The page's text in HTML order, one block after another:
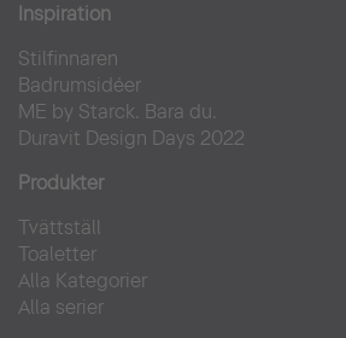
Inspiration
Stilfinnaren
Badrumsidéer
ME by Starck. Bara du.
Duravit Design Days 2022
Produkter
Tvättställ
Toaletter
Alla Kategorier
Alla serier